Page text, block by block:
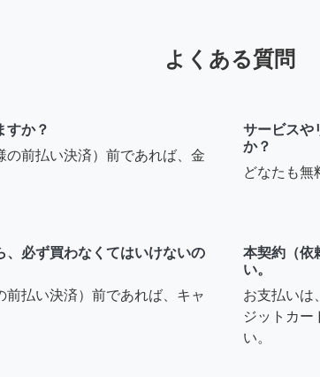
よくある質問
すか？
の前払い決済）前であれば、金
サービスや
か？
どなたも無
、必ず買わなくてはいけないの
払い決済）前であれば、キャ
本契約（依
い。
お支払いは
ジットカー
い。